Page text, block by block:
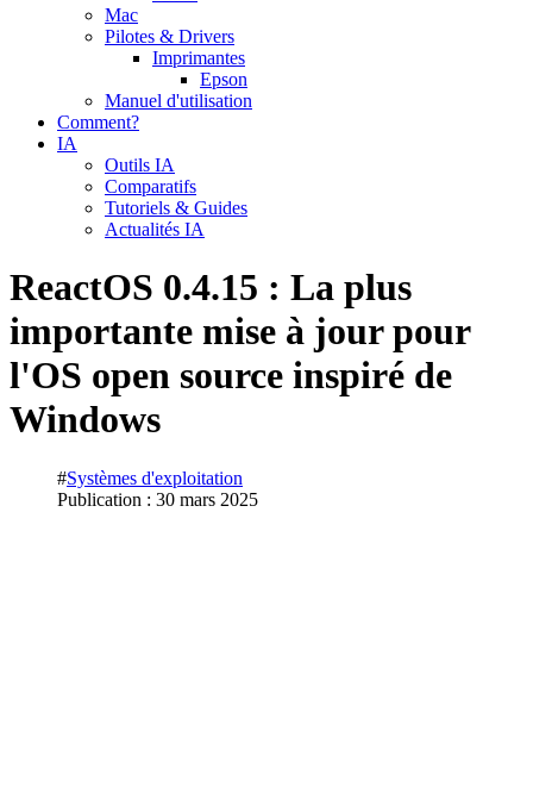
Mac
Pilotes & Drivers
Imprimantes
Epson
Manuel d'utilisation
Comment?
IA
Outils IA
Comparatifs
Tutoriels & Guides
Actualités IA
ReactOS 0.4.15 : La plus
importante mise à jour pour
l'OS open source inspiré de
Windows
#Systèmes d'exploitation
Publication : 30 mars 2025